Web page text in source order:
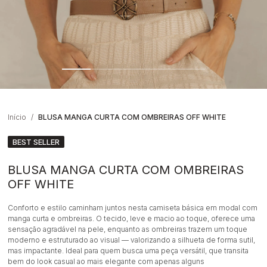
Início BLUSA MANGA CURTA COM OMBREIRAS OFF WHITE
BEST SELLER
BLUSA MANGA CURTA COM OMBREIRAS
OFF WHITE
Conforto e estilo caminham juntos nesta camiseta básica em modal com
manga curta e ombreiras. O tecido, leve e macio ao toque, oferece uma
sensação agradável na pele, enquanto as ombreiras trazem um toque
moderno e estruturado ao visual — valorizando a silhueta de forma sutil,
mas impactante. Ideal para quem busca uma peça versátil, que transita
bem do look casual ao mais elegante com apenas alguns